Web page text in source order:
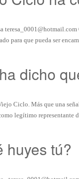
teresa_0001@hotmail.com
para que pueda ser
dicho
Ciclo. Más que una
legítimo representante
huyes tú?